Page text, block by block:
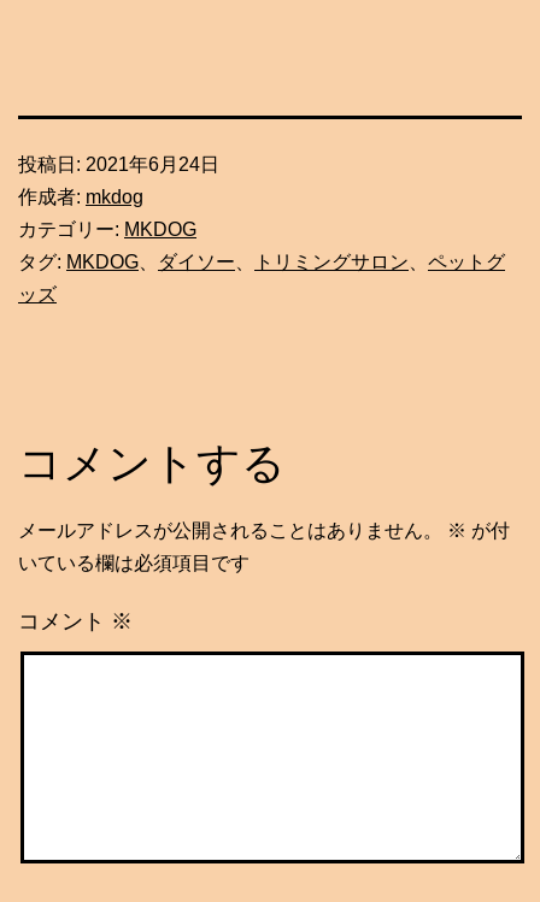
投稿日: 2021年6月24日
作成者: mkdog
カテゴリー: MKDOG
タグ: MKDOG ダイソー トリミングサロン
ペットグ
ッズ
コメントする
メールアドレスが公開されることはありません。 ※ が付
いている欄は必須項目です
コメント ※